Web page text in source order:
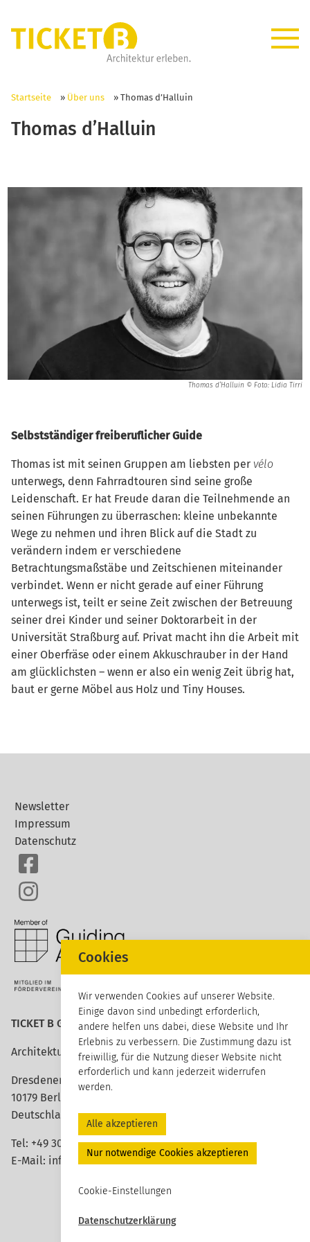
Startseite » Über uns » Thomas d’Halluin
Thomas d’Halluin
Selbstständiger freiberuflicher Guide
Thomas ist mit seinen Gruppen am liebsten per vélo
unterwegs, denn Fahrradtouren sind seine große
Leidenschaft. Er hat Freude daran die Teilnehmende an
seinen Führungen zu überraschen: kleine unbekannte
Wege zu nehmen und ihren Blick auf die Stadt zu
verändern indem er verschiedene
Betrachtungsmaßstäbe und Zeitschienen miteinander
verbindet. Wenn er nicht gerade auf einer Führung
unterwegs ist, teilt er seine Zeit zwischen der Betreuung
seiner drei Kinder und seiner Doktorarbeit in der
Universität Straßburg auf. Privat macht ihn die Arbeit mit
einer Oberfräse oder einem Akkuschrauber in der Hand
am glücklichsten – wenn er also ein wenig Zeit übrig hat,
baut er gerne Möbel aus Holz und Tiny Houses.
Thomas d’Halluin © Foto: Lidia Tirri
Newsletter
Impressum
Datenschutz
TICKET B GmbH
Architektur erleben
Dresdener Straße 113
10179 Berlin
Deutschland
Tel: +49 30 420 26 96 20
E-Mail: info@ticket-b.de
Cookies
Wir verwenden Cookies auf unserer Website.
Einige davon sind unbedingt erforderlich,
andere helfen uns dabei, diese Website und Ihr
Erlebnis zu verbessern. Die Zustimmung dazu ist
freiwillig, für die Nutzung dieser Website nicht
erforderlich und kann jederzeit widerrufen
werden.
Alle akzeptieren
Nur notwendige Cookies akzeptieren
Cookie-Einstellungen
Datenschutzerklärung